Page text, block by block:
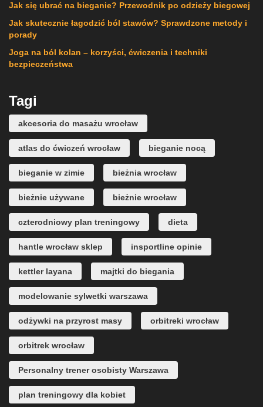
Jak się ubrać na bieganie? Przewodnik po odzieży biegowej
Jak skutecznie łagodzić ból stawów? Sprawdzone metody i
porady
Joga na ból kolan – korzyści, ćwiczenia i techniki
bezpieczeństwa
Tagi
akcesoria do masażu wrocław
atlas do ćwiczeń wrocław bieganie nocą
bieganie w zimie bieżnia wrocław
bieżnie używane bieżnie wrocław
czterodniowy plan treningowy dieta
hantle wrocław sklep insportline opinie
kettler layana majtki do biegania
modelowanie sylwetki warszawa
odżywki na przyrost masy orbitreki wrocław
orbitrek wrocław
Personalny trener osobisty Warszawa
plan treningowy dla kobiet